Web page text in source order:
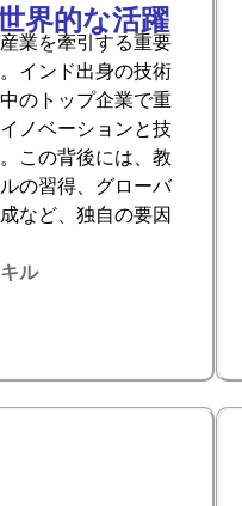
界的な活躍
業を牽引する重要
インド出身の技術
のトップ企業で重
ノベーションと技
この背後には、教
の習得、グローバ
など、独自の要因
ル